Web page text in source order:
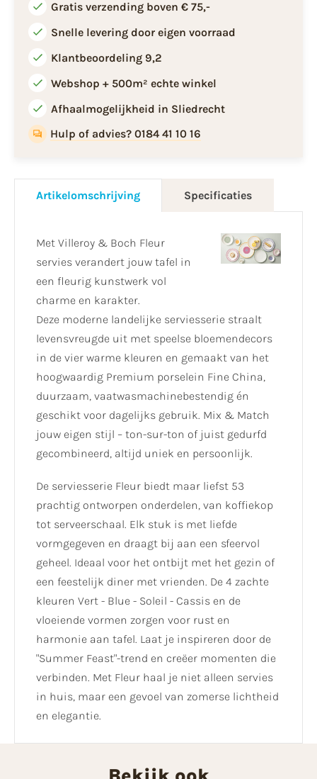
Gratis verzending boven € 75,-
Snelle levering door eigen voorraad
Klantbeoordeling 9,2
Webshop + 500m² echte winkel
Afhaalmogelijkheid in Sliedrecht
Hulp of advies? 0184 41 10 16
Artikelomschrijving Specificaties
Met Villeroy & Boch Fleur
servies verandert jouw tafel in
een fleurig kunstwerk vol
charme en karakter.
Deze moderne landelijke serviesserie straalt
levensvreugde uit met speelse bloemendecors
in de vier warme kleuren en gemaakt van het
hoogwaardig Premium porselein Fine China,
duurzaam, vaatwasmachinebestendig én
geschikt voor dagelijks gebruik. Mix & Match
jouw eigen stijl – ton-sur-ton of juist gedurfd
gecombineerd, altijd uniek en persoonlijk.
De serviesserie Fleur biedt maar liefst 53
prachtig ontworpen onderdelen, van koffiekop
tot serveerschaal. Elk stuk is met liefde
vormgegeven en draagt bij aan een sfeervol
geheel. Ideaal voor het ontbijt met het gezin of
een feestelijk diner met vrienden. De 4 zachte
kleuren Vert - Blue - Soleil - Cassis en de
vloeiende vormen zorgen voor rust en
harmonie aan tafel. Laat je inspireren door de
"Summer Feast"-trend en creëer momenten die
verbinden. Met Fleur haal je niet alleen servies
in huis, maar een gevoel van zomerse lichtheid
en elegantie.